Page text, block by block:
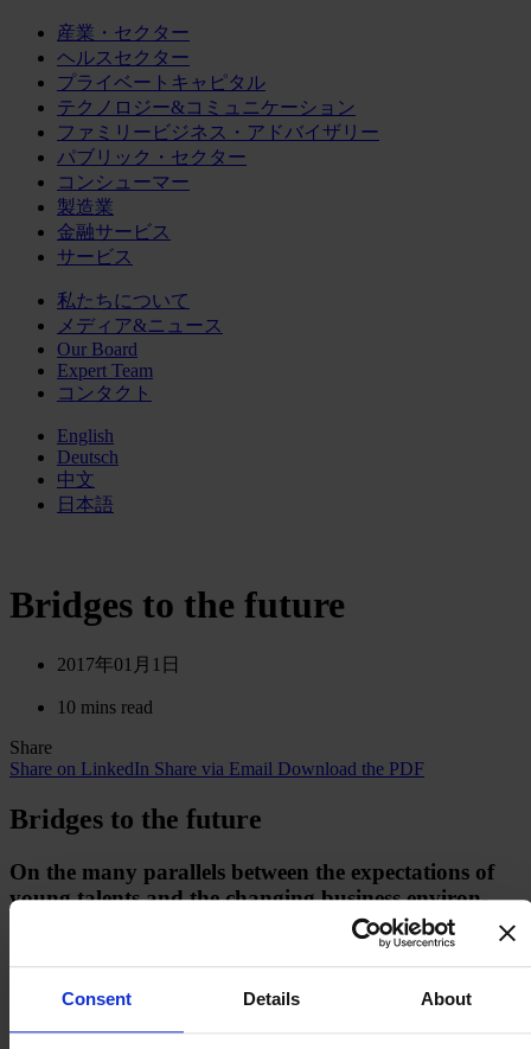
Consent Details About
産業・セクター
ヘルスセクター
プライベートキャピタル
テクノロジー&コミュニケーション
ファミリービジネス・アドバイザリー
パブリック・セクター
コンシューマー
製造業
金融サービス
サービス
私たちについて
メディア&ニュース
Our Board
Expert Team
コンタクト
English
Deutsch
中文
日本語
Bridges to the future
2017年01月1日
10 mins read
Share
Share on LinkedIn Share via Email Download the PDF
Bridges to the future
On the many pa­ral­lels between the ex­pec­ta­tions of
young talents and the changing busi­ness en­vi­ron­
Companies are feeling the impact of convergence in more ways
than one: in their external relations with customers, suppliers
and competitors, and in their internal relations with their own
employees. In each case the effects are similar: both the business